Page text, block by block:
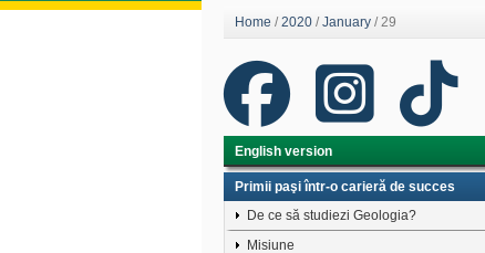
Home /2020 /January /29
English version
Primii paşi într-o carieră de succes
De ce să studiezi Geologia?
Misiune